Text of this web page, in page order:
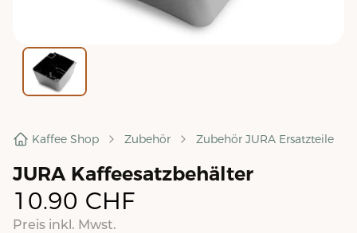
Kaffee Shop Zubehör Zubehör JURA Ersatzteile
JURA Kaffeesatzbehälter
10.90 CHF
Preis inkl. Mwst.